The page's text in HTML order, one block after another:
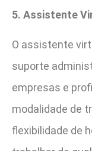
5. Assistente
O assistente
suporte
empresas e
modalidade de
flexibilidade de